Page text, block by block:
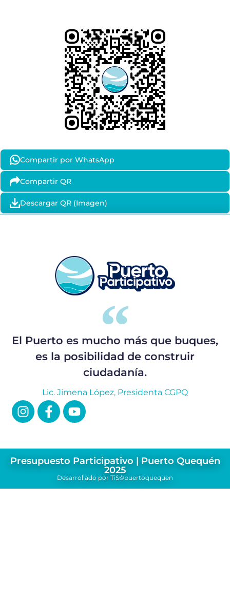
Compartir por WhatsApp
Compartir QR
Descargar QR (Imagen)
El Puerto es mucho más que buques,
es la posibilidad de construir
ciudadanía.
Lic. Jimena López, Presidenta CGPQ
Presupuesto Participativo | Puerto Quequén
2025
Desarrollado por TiS©puertoquequen